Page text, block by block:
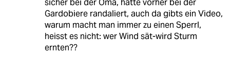
sicher bei der Oma, hatte vorher bei der
Gardobiere randaliert, auch da gibts ein Video,
warum macht man immer zu einen Sperrl,
heisst es nicht: wer Wind sät-wird Sturm
ernten??